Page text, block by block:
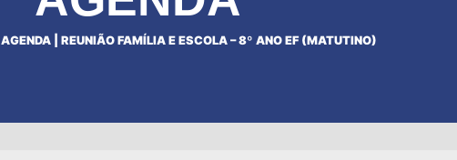
AGENDA| REUNIÃO FAMÍLIA E ESCOLA – 8º ANO EF (MATUTINO)